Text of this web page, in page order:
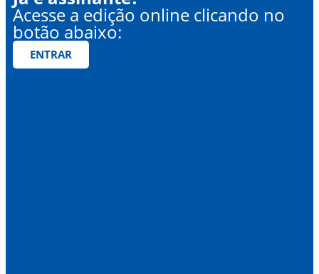
Acesse a edição online clicando no
botão abaixo:
ENTRAR